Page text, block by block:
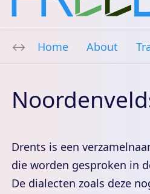
Home About
Drents is een
die worden gesproken in
De dialecten zoals deze